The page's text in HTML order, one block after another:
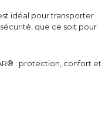
idéal pour transporter
que ce soit pour
: protection, confort et